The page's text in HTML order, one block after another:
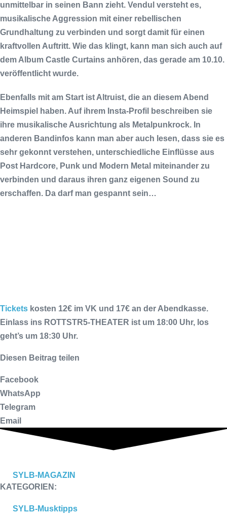
unmittelbar in seinen Bann zieht. Vendul versteht es,
musikalische Aggression mit einer rebellischen
Grundhaltung zu verbinden und sorgt damit für einen
kraftvollen Auftritt. Wie das klingt, kann man sich auch auf
dem Album Castle Curtains anhören, das gerade am 10.10.
veröffentlicht wurde.
Ebenfalls mit am Start ist Altruist, die an diesem Abend
Heimspiel haben. Auf ihrem Insta-Profil beschreiben sie
ihre musikalische Ausrichtung als Metalpunkrock. In
anderen Bandinfos kann man aber auch lesen, dass sie es
sehr gekonnt verstehen, unterschiedliche Einflüsse aus
Post Hardcore, Punk und Modern Metal miteinander zu
verbinden und daraus ihren ganz eigenen Sound zu
erschaffen. Da darf man gespannt sein…
Tickets kosten 12€ im VK und 17€ an der Abendkasse.
Einlass ins ROTTSTR5-THEATER ist um 18:00 Uhr, los
geht’s um 18:30 Uhr.
Diesen Beitrag teilen
Facebook
WhatsApp
Telegram
Email
SYLB-MAGAZIN
KATEGORIEN:
SYLB-Musktipps